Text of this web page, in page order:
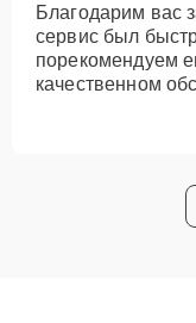
Благодарим вас
сервис был
порекомендуем
качественном